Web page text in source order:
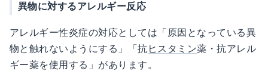
異物に対するアレルギー反応
アレルギー性炎症の対応としては「原因となっている異
物と触れないようにする」「抗 ヒスタミン薬・抗アレル
ギー薬を使用する」があります。